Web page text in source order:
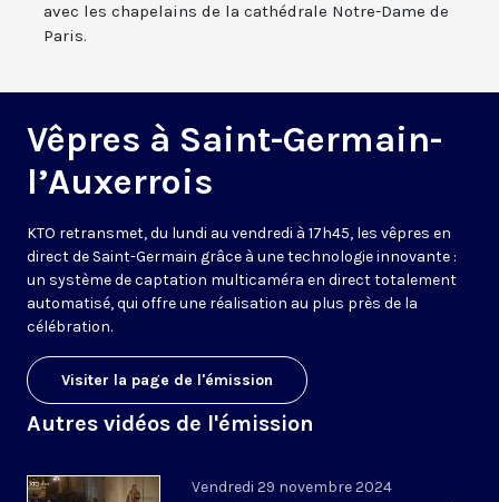
avec les chapelains de la cathédrale Notre-Dame de
Paris.
Vêpres à Saint-Germain-
l’Auxerrois
KTO retransmet, du lundi au vendredi à 17h45, les vêpres en
direct de Saint-Germain grâce à une technologie innovante :
un système de captation multicaméra en direct totalement
automatisé, qui offre une réalisation au plus près de la
célébration.
Visiter la page de l'émission
Autres vidéos de l'émission
Vendredi 29 novembre 2024